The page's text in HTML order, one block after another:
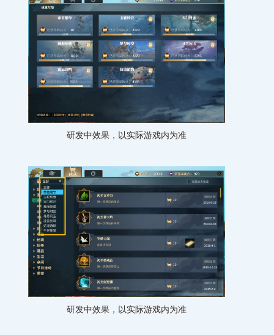
研发中效果，以实际游戏内为准
研发中效果，以实际游戏内为准